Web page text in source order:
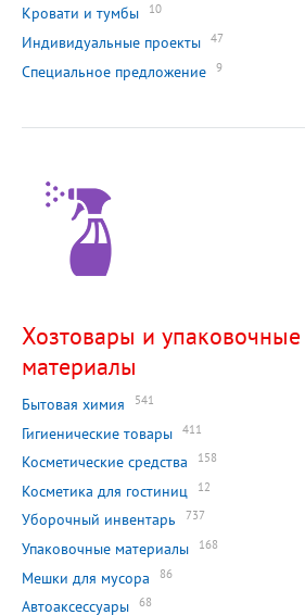
Кровати и тумбы 10
Индивидуальные проекты 47
Специальное предложение 9
Хозтовары и упаковочные
материалы
Бытовая химия 541
Гигиенические товары 411
Косметические средства 158
Косметика для гостиниц 12
Уборочный инвентарь 737
Упаковочные материалы 168
Мешки для мусора 86
Автоаксессуары 68